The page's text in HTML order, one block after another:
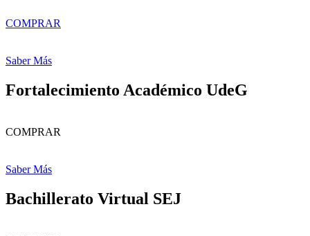
COMPRAR
Saber Más
Fortalecimiento Académico UdeG
COMPRAR
Saber Más
Bachillerato Virtual SEJ